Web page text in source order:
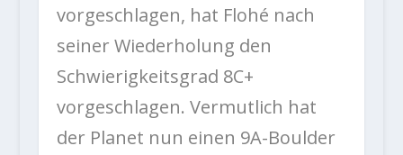
vorgeschlagen, hat Flohé nach
seiner Wiederholung den
Schwierigkeitsgrad 8C+
vorgeschlagen. Vermutlich hat
der Planet nun einen 9A-Boulder